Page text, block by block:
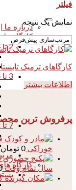
درباره ما |
کارگاه
2 تا 4 سال
3 تا 6 سال
7 تا 12 سال
کارگاه
فیلتر
نمایش یک نتیجه
کارگاهای ترمیک تابستانه 1 یا 2 روز در
اطلاعات بیشتر
پرفروش ترین
خوراکی 0 تومان
سال تمام وقت